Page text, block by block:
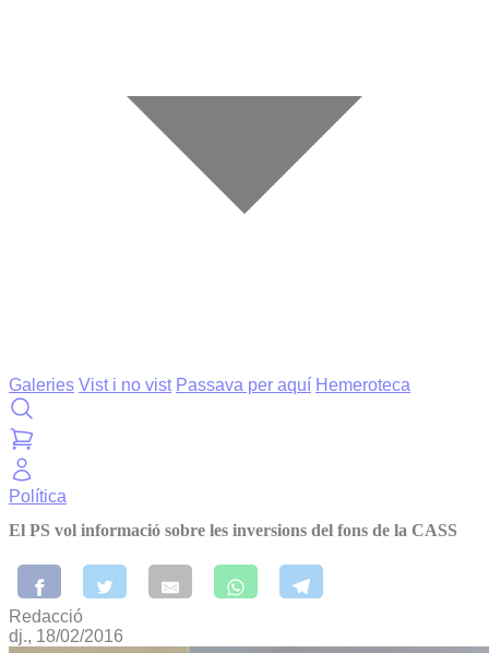
Galeries Vist i no vist Passava per aquí Hemeroteca
Política
El PS vol informació sobre les inversions del fons de la CASS
Redacció
dj., 18/02/2016